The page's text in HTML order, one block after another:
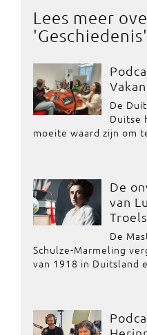
Lees meer
'Geschiedenis
De
Duitse
moeite waard zijn om
De
van
De
Schulze-Marmeling
van 1918 in Duitsland